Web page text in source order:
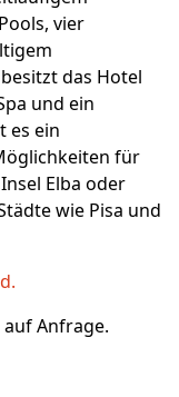
vier
das Hotel
und ein
es ein
für
Elba oder
wie Pisa und
Anfrage.